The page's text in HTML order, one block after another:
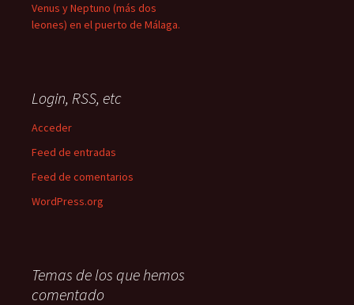
Venus y Neptuno (más dos
leones) en el puerto de Málaga.
Login, RSS, etc
Acceder
Feed de entradas
Feed de comentarios
WordPress.org
Temas de los que hemos
comentado